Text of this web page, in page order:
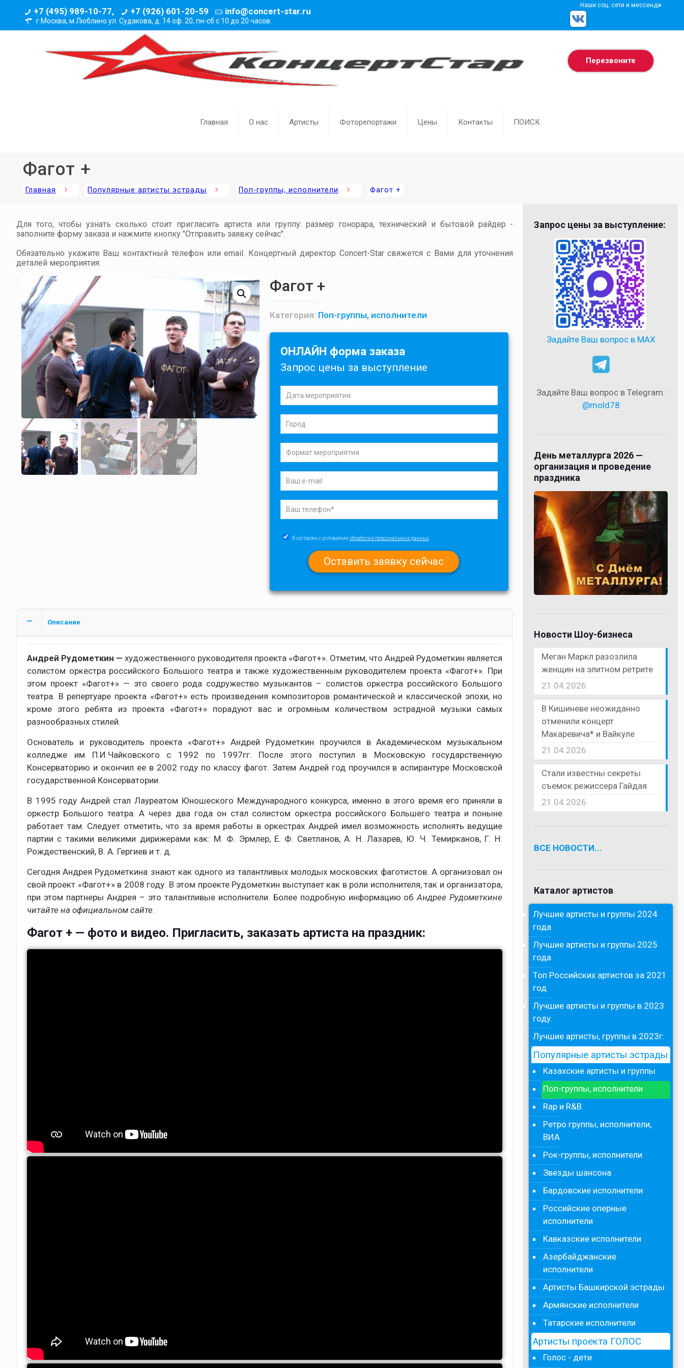
+7 (495) 989-10-77, +7 (926) 601-20-59 info@concert-star.ru
г.Москва, м.Люблино ул. Судакова, д. 14 оф. 20, пн-сб с 10 до 20 часов.
Наши соц. сети и мессенджеры
Главная О нас Артисты Фоторепортажи Цены Контакты ПОИСК
Перезвоните
Фагот +
Главная Популярные артисты эстрады Поп-группы, исполнители Фагот +
Для того, чтобы узнать сколько стоит пригласить артиста или группу: размер гонорара, технический и бытовой райдер -
заполните форму заказа и нажмите кнопку "Отправить заявку сейчас".
Обязательно укажите Ваш контактный телефон или email. Концертный директор Concert-Star свяжется с Вами для уточнения
деталей мероприятия:
Фагот +
Категория: Поп-группы, исполнители
ОНЛАЙН форма заказа
Запрос цены за выступление
Я согласен с условиями обработки персональных данных
Описание
Андрей Рудометкин — художественного руководителя проекта «Фагот+». Отметим, что Андрей Рудометкин является
солистом оркестра российского Большого театра и также художественным руководителем проекта «Фагот+». При
этом проект «Фагот+» — это своего рода содружество музыкантов – солистов оркестра российского Большого
театра. В репертуаре проекта «Фагот+» есть произведения композиторов романтической и классической эпохи, но
кроме этого ребята из проекта «Фагот+» порадуют вас и огромным количеством эстрадной музыки самых
разнообразных стилей.
Основатель и руководитель проекта «Фагот+» Андрей Рудометкин проучился в Академическом музыкальном
колледже им П.И.Чайковского с 1992 по 1997гг. После этого поступил в Московскую государственную
Консерваторию и окончил ее в 2002 году по классу фагот. Затем Андрей год проучился в аспирантуре Московской
государственной Консерватории.
В 1995 году Андрей стал Лауреатом Юношеского Международного конкурса, именно в этого время его приняли в
оркестр Большого театра. А через два года он стал солистом оркестра российского Большего театра и поныне
работает там. Следует отметить, что за время работы в оркестрах Андрей имел возможность исполнять ведущие
партии с такими великими дирижерами как: М. Ф. Эрмлер, Е. Ф. Светланов, А. Н. Лазарев, Ю. Ч. Темирканов, Г. Н.
Рождественский, В. А. Гергиев и т. д.
Сегодня Андрея Рудометкина знают как одного из талантливых молодых московских фаготистов. А организовал он
свой проект «Фагот+» в 2008 году. В этом проекте Рудометкин выступает как в роли исполнителя, так и организатора,
при этом партнеры Андрея – это талантливые исполнители. Более подробную информацию обАндрее Рудометкине
читайте на официальном сайте.
Фагот + — фото и видео. Пригласить, заказать артиста на праздник:
Запрос цены за выступление:
Задайте Ваш вопрос в MAX
Задайте Ваш вопрос в Telegram:
@mold78
День металлурга 2026 —
организация и проведение
праздника
Новости Шоу-бизнеса
Меган Маркл разозлила
женщин на элитном ретрите
21.04.2026
В Кишиневе неожиданно
отменили концерт
Макаревича* и Вайкуле
21.04.2026
Стали известны секреты
съемок режиссера Гайдая
21.04.2026
ВСЕ НОВОСТИ...
Каталог артистов
Лучшие артисты и группы 2024
года
Лучшие артисты и группы 2025
года
Топ Российских артистов за 2021
год
Лучшие артисты и группы в 2023
году.
Лучшие артисты, группы в 2023г.
Популярные артисты эстрады
Казахские артисты и группы
Поп-группы, исполнители
Rap и R&B
Ретро группы, исполнители,
ВИА
Рок-группы, исполнители
Звезды шансона
Бардовские исполнители
Российские оперные
исполнители
Кавказские исполнители
Азербайджанские
исполнители
Артисты Башкирской эстрады
Армянские исполнители
Татарские исполнители
Артисты проекта ГОЛОС
Голос - дети